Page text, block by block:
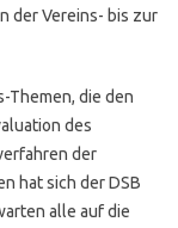
der Vereins- bis zur
Themen, die den
des
der
hat sich der DSB
alle auf die